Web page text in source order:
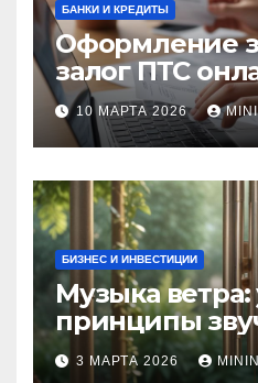
БАНКИ И КРЕДИТЫ
Оформление
залог ПТС
без визита в
требования и
10 МАРТА 2026
БИЗНЕС И ИНВЕСТИЦИИ
Музыка ветра:
принципы
3 МАРТА 2026